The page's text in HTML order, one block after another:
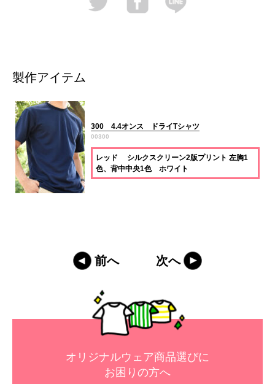
製作アイテム
300 4.4オンス ドライTシャツ
00300
レッド シルクスクリーン2版プリント 左胸1
色、背中中央1色 ホワイト
前へ 次へ
オリジナルウェア商品選びに
お困りの方へ